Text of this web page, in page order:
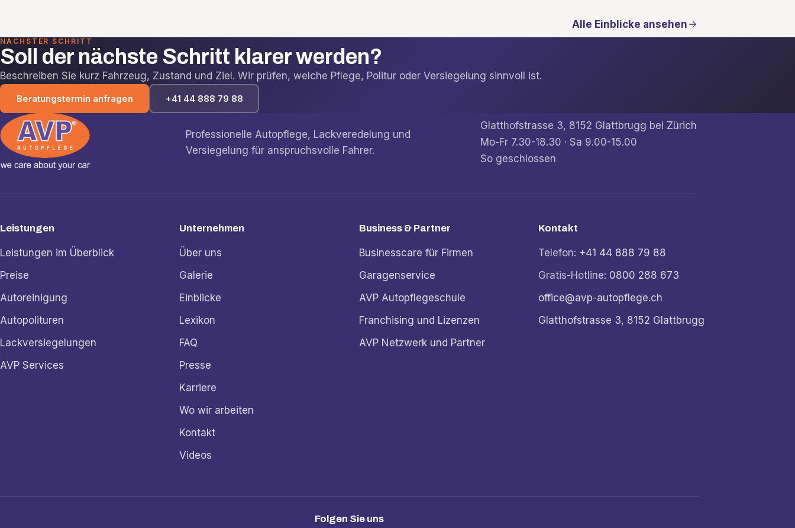
Alle Einblicke ansehen
NÄCHSTER SCHRITT
Soll der nächste Schritt klarer werden?
Beschreiben Sie kurz Fahrzeug, Zustand und Ziel. Wir prüfen, welche Pflege, Politur oder Versiegelung sinnvoll ist.
Beratungstermin anfragen +41 44 888 79 88
Professionelle Autopflege, Lackveredelung und
Versiegelung für anspruchsvolle Fahrer.
Glatthofstrasse 3, 8152 Glattbrugg bei Zürich
Mo-Fr 7.30-18.30 · Sa 9.00-15.00
So geschlossen
Leistungen
Leistungen im Überblick
Preise
Autoreinigung
Autopolituren
Lackversiegelungen
AVP Services
Unternehmen
Über uns
Galerie
Einblicke
Lexikon
FAQ
Presse
Karriere
Wo wir arbeiten
Kontakt
Videos
Business & Partner
Businesscare für Firmen
Garagenservice
AVP Autopflegeschule
Franchising und Lizenzen
AVP Netzwerk und Partner
Kontakt
Telefon: +41 44 888 79 88
Gratis-Hotline: 0800 288 673
office@avp-autopflege.ch
Glatthofstrasse 3, 8152 Glattbrugg
Folgen Sie uns